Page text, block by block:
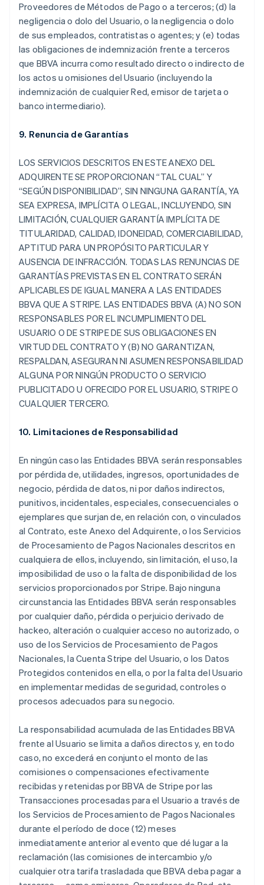
Proveedores de Métodos de Pago o a terceros; (d) la
negligencia o dolo del Usuario, o la negligencia o dolo
de sus empleados, contratistas o agentes; y (e) todas
las obligaciones de indemnización frente a terceros
que BBVA incurra como resultado directo o indirecto de
los actos u omisiones del Usuario (incluyendo la
indemnización de cualquier Red, emisor de tarjeta o
banco intermediario).
9. Renuncia de Garantías
LOS SERVICIOS DESCRITOS EN ESTE ANEXO DEL
ADQUIRENTE SE PROPORCIONAN “TAL CUAL” Y
“SEGÚN DISPONIBILIDAD”, SIN NINGUNA GARANTÍA, YA
SEA EXPRESA, IMPLÍCITA O LEGAL, INCLUYENDO, SIN
LIMITACIÓN, CUALQUIER GARANTÍA IMPLÍCITA DE
TITULARIDAD, CALIDAD, IDONEIDAD, COMERCIABILIDAD,
APTITUD PARA UN PROPÓSITO PARTICULAR Y
AUSENCIA DE INFRACCIÓN. TODAS LAS RENUNCIAS DE
GARANTÍAS PREVISTAS EN EL CONTRATO SERÁN
APLICABLES DE IGUAL MANERA A LAS ENTIDADES
BBVA QUE A STRIPE. LAS ENTIDADES BBVA (A) NO SON
RESPONSABLES POR EL INCUMPLIMIENTO DEL
USUARIO O DE STRIPE DE SUS OBLIGACIONES EN
VIRTUD DEL CONTRATO Y (B) NO GARANTIZAN,
RESPALDAN, ASEGURAN NI ASUMEN RESPONSABILIDAD
ALGUNA POR NINGÚN PRODUCTO O SERVICIO
PUBLICITADO U OFRECIDO POR EL USUARIO, STRIPE O
CUALQUIER TERCERO.
10. Limitaciones de Responsabilidad
En ningún caso las Entidades BBVA serán responsables
por pérdida de, utilidades, ingresos, oportunidades de
negocio, pérdida de datos, ni por daños indirectos,
punitivos, incidentales, especiales, consecuenciales o
ejemplares que surjan de, en relación con, o vinculados
al Contrato, este Anexo del Adquirente, o los Servicios
de Procesamiento de Pagos Nacionales descritos en
cualquiera de ellos, incluyendo, sin limitación, el uso, la
imposibilidad de uso o la falta de disponibilidad de los
servicios proporcionados por Stripe. Bajo ninguna
circunstancia las Entidades BBVA serán responsables
por cualquier daño, pérdida o perjuicio derivado de
hackeo, alteración o cualquier acceso no autorizado, o
uso de los Servicios de Procesamiento de Pagos
Nacionales, la Cuenta Stripe del Usuario, o los Datos
Protegidos contenidos en ella, o por la falta del Usuario
en implementar medidas de seguridad, controles o
procesos adecuados para su negocio.
La responsabilidad acumulada de las Entidades BBVA
frente al Usuario se limita a daños directos y, en todo
caso, no excederá en conjunto el monto de las
comisiones o compensaciones efectivamente
recibidas y retenidas por BBVA de Stripe por las
Transacciones procesadas para el Usuario a través de
los Servicios de Procesamiento de Pagos Nacionales
durante el período de doce (12) meses
inmediatamente anterior al evento que dé lugar a la
reclamación (las comisiones de intercambio y/o
cualquier otra tarifa trasladada que BBVA deba pagar a